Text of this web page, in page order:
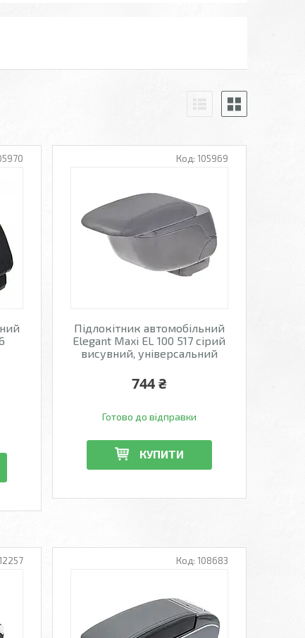
105969
Підлокітник автомобільний
Elegant Maxi EL 100 517 сірий
висувний, універсальний
744 ₴
Готово до відправки
КУПИТИ
108683